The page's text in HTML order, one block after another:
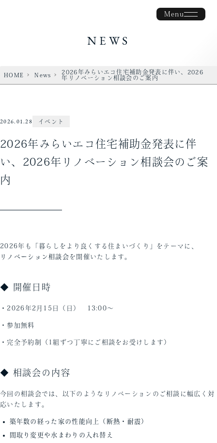
Menu
NEWS
HOME News
2026年みらいエコ住宅補助金発表に伴い、2026
年リノベーション相談会のご案内
2026.01.28 イベント
2026年みらいエコ住宅補助金発表に伴
い、2026年リノベーション相談会のご案
内
2026年も「暮らしをより良くする住まいづくり」をテーマに、
リノベーション相談会 を開催いたします。
◆ 開催日時
・2026年2月15日（日） 13:00〜
・参加無料
・完全予約制（1組ずつ丁寧にご相談をお受けします）
◆ 相談会の内容
今回の相談会では、以下のようなリノベーションのご相談に幅広く対
応いたします。
築年数の経った家の性能向上（断熱・耐震）
間取り変更や水まわりの入れ替え